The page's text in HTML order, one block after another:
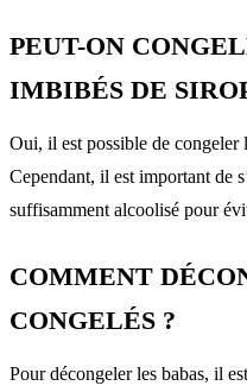
PEUT-ON
IMBIBÉS DE
Oui, il est possible de congeler
Cependant, il est important de
suffisamment alcoolisé pour
COMMENT
CONGELÉS ?
Pour décongeler les babas, il